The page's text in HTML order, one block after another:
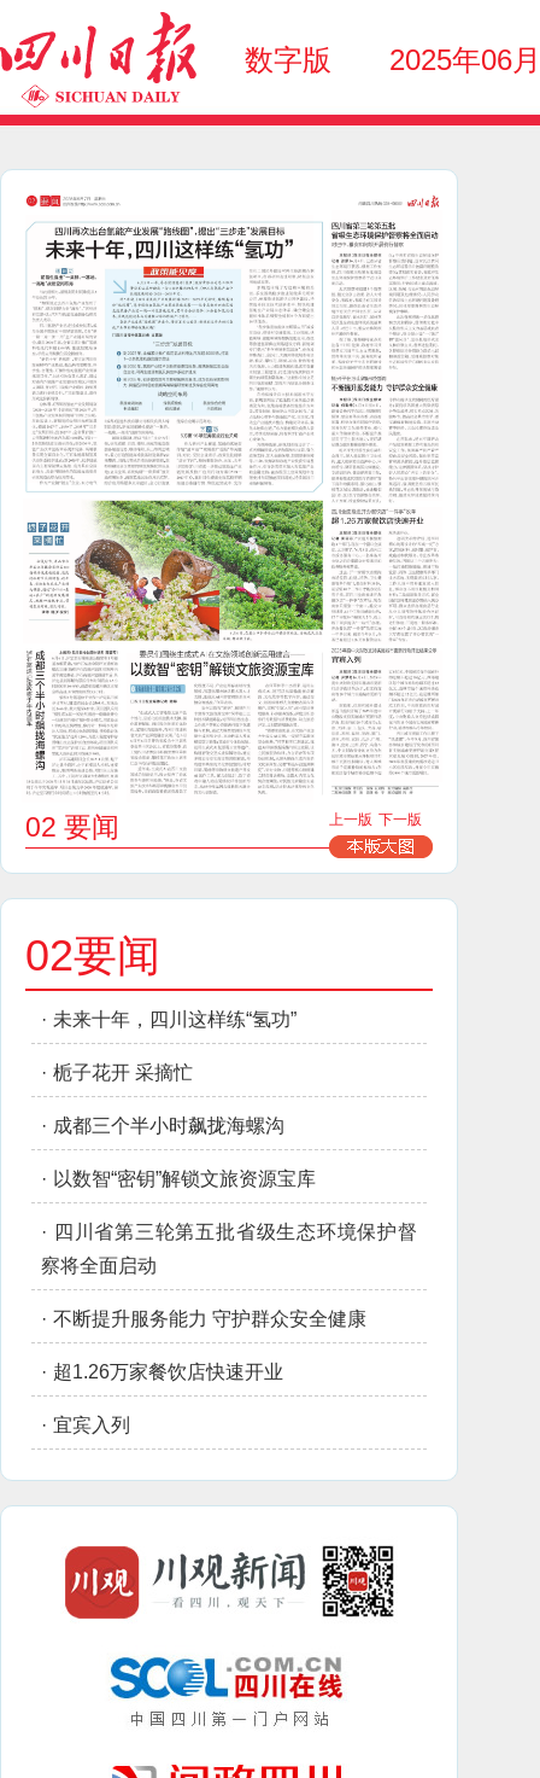
数字版 2025年06
02 要闻 上一版 下一版
02要闻
· 未来十年，四川这样练“氢功”
· 栀子花开 采摘忙
· 成都三个半小时飙拢海螺沟
· 以数智“密钥”解锁文旅资源宝库
· 四川省第三轮第五批省级生态环境保护督
察将全面启动
· 不断提升服务能力 守护群众安全健康
· 超1.26万家餐饮店快速开业
· 宜宾入列